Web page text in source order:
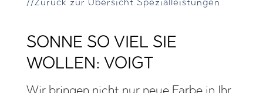
SONNE SO VIEL SIE
WOLLEN: VOIGT
Wir bringen nicht nur neue Farbe in Ihr